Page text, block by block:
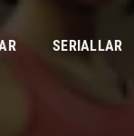
SERIALLAR